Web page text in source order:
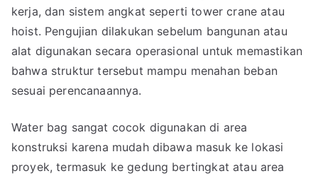
kerja, dan sistem angkat seperti tower crane atau
hoist. Pengujian dilakukan sebelum bangunan atau
alat digunakan secara operasional untuk memastikan
bahwa struktur tersebut mampu menahan beban
sesuai perencanaannya.
Water bag sangat cocok digunakan di area
konstruksi karena mudah dibawa masuk ke lokasi
proyek, termasuk ke gedung bertingkat atau area